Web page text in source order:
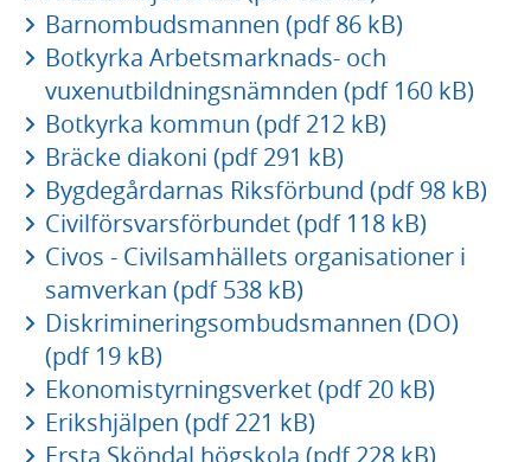
Barnombudsmannen (pdf 86 kB)
Botkyrka Arbetsmarknads- och
vuxenutbildningsnämnden (pdf 160 kB)
Botkyrka kommun (pdf 212 kB)
Bräcke diakoni (pdf 291 kB)
Bygdegårdarnas Riksförbund (pdf 98 kB)
Civilförsvarsförbundet (pdf 118 kB)
Civos - Civilsamhällets organisationer i
samverkan (pdf 538 kB)
Diskrimineringsombudsmannen (DO)
(pdf 19 kB)
Ekonomistyrningsverket (pdf 20 kB)
Erikshjälpen (pdf 221 kB)
Ersta Sköndal högskola (pdf 228 kB)